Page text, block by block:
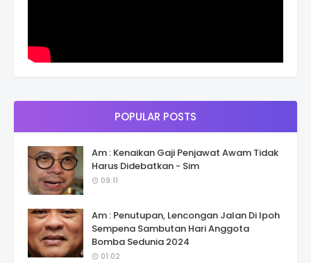
POPULAR POSTS
Am : Kenaikan Gaji Penjawat Awam Tidak
Harus Didebatkan - Sim
09:11
Am : Penutupan, Lencongan Jalan Di Ipoh
Sempena Sambutan Hari Anggota
Bomba Sedunia 2024
01:02